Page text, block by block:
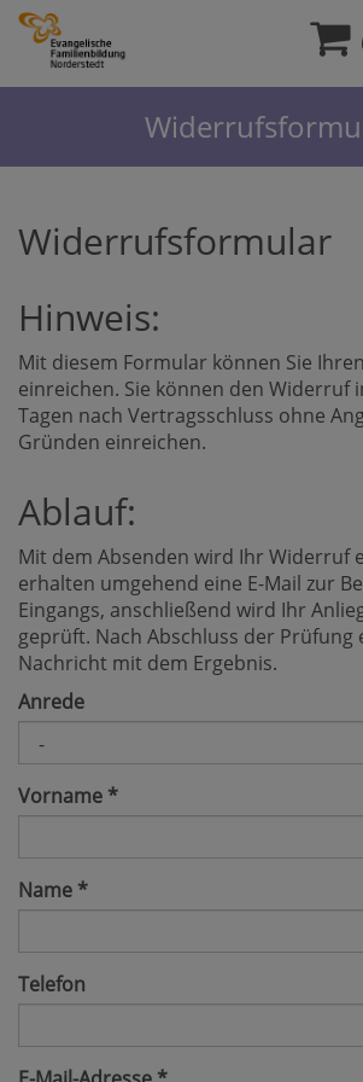
Widerrufsformular
Hinweis:
Mit diesem Formular können Sie
einreichen. Sie können den Widerruf
Tagen nach Vertragsschluss ohne
Gründen einreichen.
Ablauf:
Mit dem Absenden wird Ihr Widerruf
erhalten umgehend eine E-Mail zur
Eingangs, anschließend wird Ihr
geprüft. Nach Abschluss der Prüfung
Nachricht mit dem Ergebnis.
Anrede
Vorname *
Name *
Telefon